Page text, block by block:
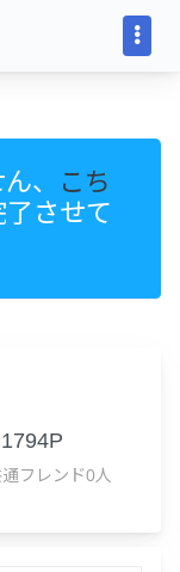
、
こち
させて
フレンド0人